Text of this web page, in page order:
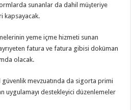
sunanlar da dahil müşteriye
kapsayacak.
yeme içme hizmeti sunan
fatura ve fatura gibisi doküman
olacak.
güvenlik mevzuatında da sigorta primi
uygulamayı destekleyici düzenlemeler